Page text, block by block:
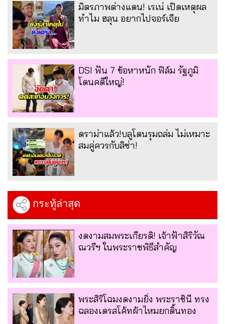
มิตรภาพต่างแดน! เรเน่ เปิดเหตุผล
ทำไม ฮลุน อยากไปจอร์เจีย
DSI ฟัน 7 ข้อหาหนัก ฟิล์ม รัฐภูมิ
โดนคดีใหญ่!
ดราม่าแล้ว!บลูโดนรุมถล่ม ไม่เหมาะ
สมคู่ควรกับลิซ่า!
กระทู้ล่าสุด
งดงามสมพระเกียรติ! เจ้าฟ้าสิริวัณ
ณวรีฯ ในพระราชพิธีสำคัญ
พระสิริโฉมงดงามยิ่่ง พระราชินี ทรง
ฉลองเดรสโค้ทผ้าไหมยกดิ้นทอง